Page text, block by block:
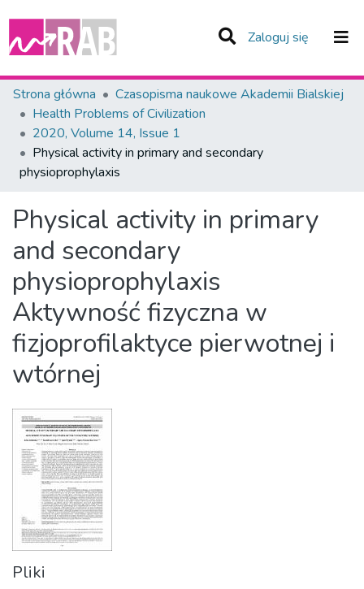
Zaloguj się (current)
Zespoły i Kolekcje
Statystyka
Całe Repozytorium
Strona główna
Czasopisma naukowe Akademii Bialskiej
Health Problems of Civilization
2020, Volume 14, Issue 1
Physical activity in primary and secondary
physioprophylaxis
Physical activity in primary
and secondary
physioprophylaxis
Aktywność fizyczna w
fizjoprofilaktyce pierwotnej i
wtórnej
Pliki